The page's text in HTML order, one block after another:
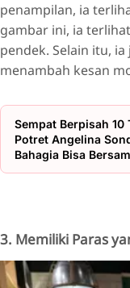
penampilan, ia
gambar ini, ia
pendek. Selain itu,
menambah kesan
Sempat Berpisah
Potret Angelina
Bahagia Bisa
3. Memiliki Paras